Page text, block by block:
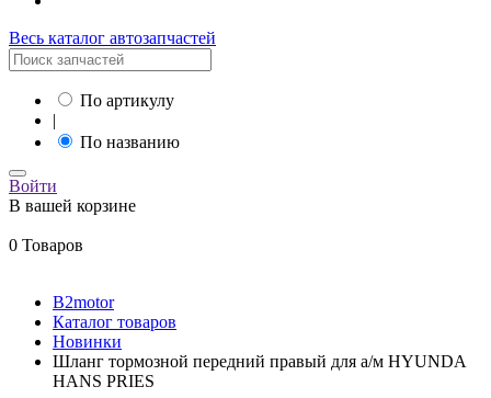
Весь каталог автозапчастей
По артикулу
|
По названию
Войти
В вашей корзине
0 Товаров
B2motor
Каталог товаров
Новинки
Шланг тормозной передний правый для а/м HYUNDA
HANS PRIES